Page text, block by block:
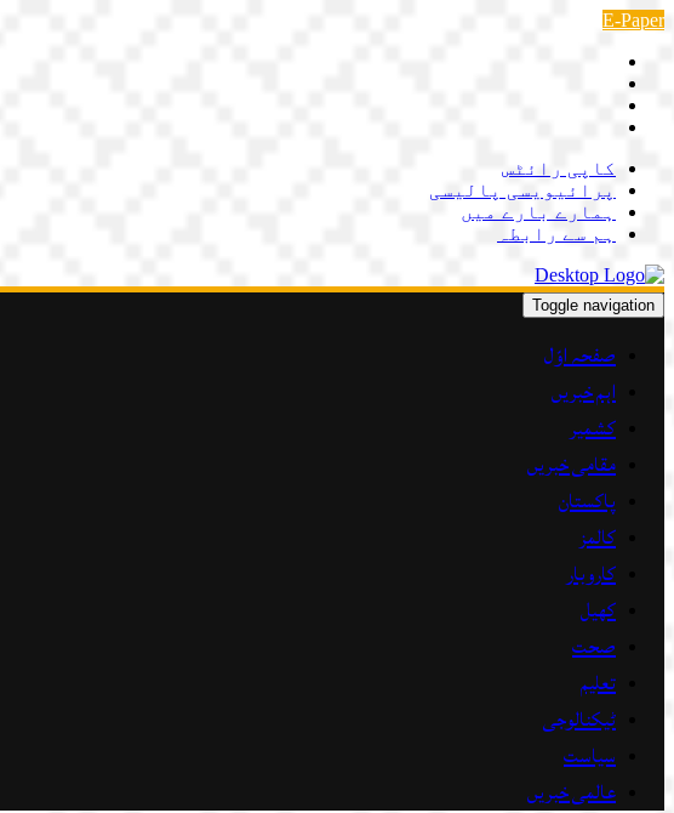
Skip
content
E-Paper
کاپی رائٹس
پرائیویسی پالیسی
ہمارے بارے میں
ہم سے رابطہ
Toggle navigation
صفحہ اوّل
اہم خبریں
کشمیر
مقامی خبریں
پاکستان
کالمز
کاروبار
کھیل
صحت
تعلیم
ٹیکنالوجی
سیاست
عالمی خبریں